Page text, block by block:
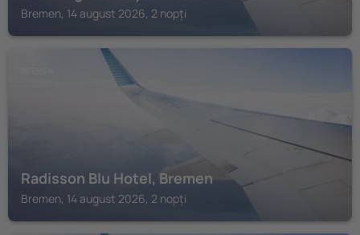
Bremen, 14 august 2026, 2 nopți
Radisson Blu Hotel, Bremen
Bremen, 14 august 2026, 2 nopți